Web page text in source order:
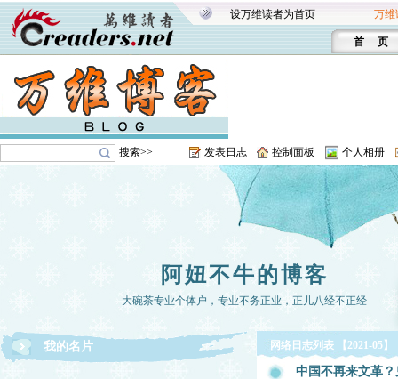
设万维读者为首页 万维
首 页
搜索>> 发表日志 控制面板 个人相册
阿妞不牛的博客
大碗茶专业个体户，专业不务正业，正儿八经不正经
我的名片 网络日志列表 【2021-05】
中国不再来文革